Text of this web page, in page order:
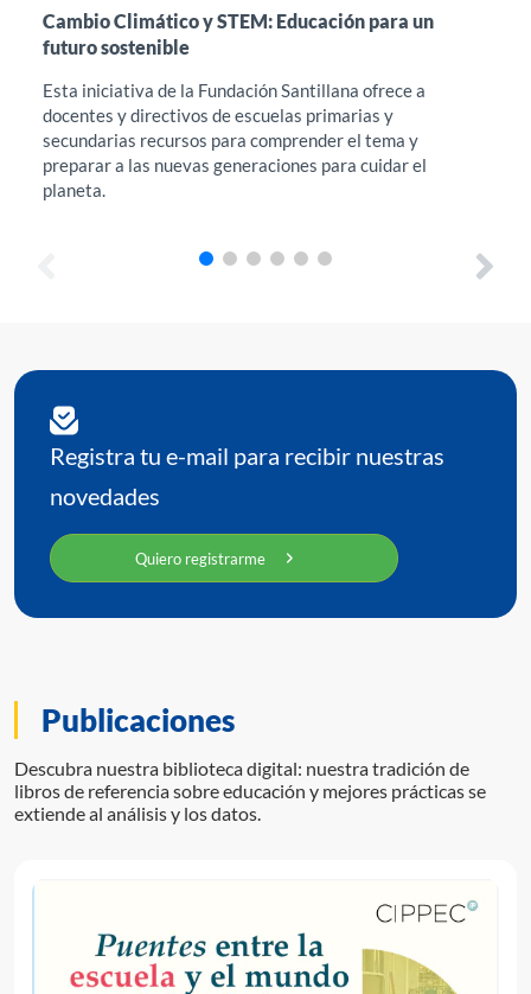
Cambio Climático y STEM: Educación para un
futuro sostenible
Esta iniciativa de la Fundación Santillana ofrece a
docentes y directivos de escuelas primarias y
secundarias recursos para comprender el tema y
preparar a las nuevas generaciones para cuidar el
planeta.
Registra tu e-mail para recibir nuestras
novedades
Quiero registrarme
Publicaciones
Descubra nuestra biblioteca digital: nuestra tradición de
libros de referencia sobre educación y mejores prácticas se
extiende al análisis y los datos.